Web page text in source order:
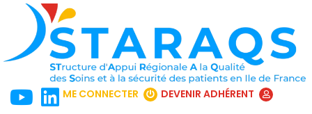
ME CONNECTER DEVENIR ADHÉRENT